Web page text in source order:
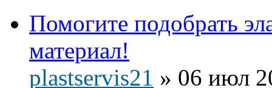
Помогите подобрать
материал!
plastservis21 » 06 июл